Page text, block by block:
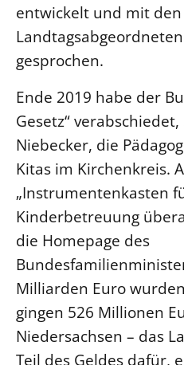
entwickelt und mit
gesprochen.
Ende 2019 habe der
Gesetz“
Niebecker, die
Kitas im Kirchenkreis.
„Instrumentenkasten
Kinderbetreuung
die Homepage des
Milliarden Euro
gingen 526 Millionen
Niedersachsen – das
Teil des Geldes dafür,
SERVICE
Älterwerden im
Beteiligungsverfahren
Beschwerdestellen
Ephoralbüro
Finanzplanung
Fundraising
IT-Service
Corporate Design
Interventionsplan
Jahresgespräche
Kantine Speiseplan